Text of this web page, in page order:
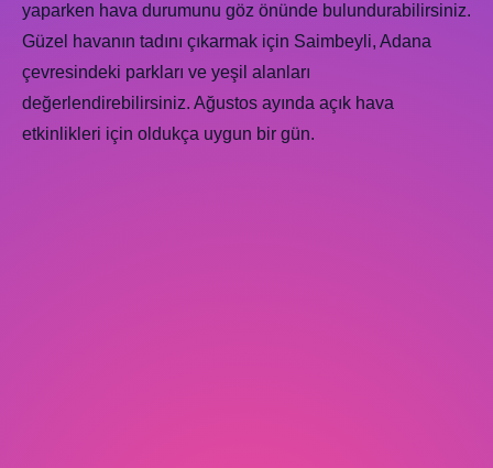
yaparken hava durumunu göz önünde bulundurabilirsiniz.
Güzel havanın tadını çıkarmak için Saimbeyli, Adana
çevresindeki parkları ve yeşil alanları
değerlendirebilirsiniz. Ağustos ayında açık hava
etkinlikleri için oldukça uygun bir gün.